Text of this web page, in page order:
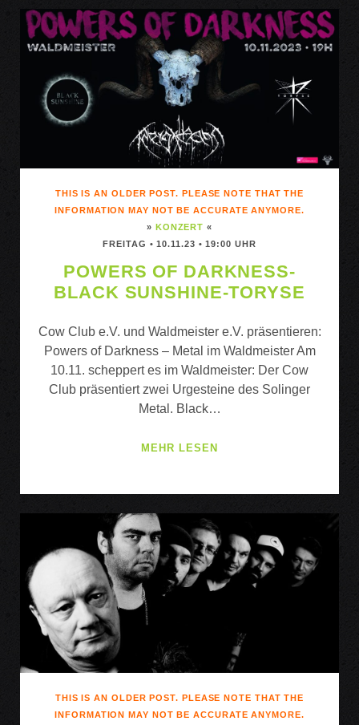
THIS IS AN OLDER POST. PLEASE NOTE THAT THE
INFORMATION MAY NOT BE ACCURATE ANYMORE.
» KONZERT «
FREITAG • 10.11.23 • 19:00 UHR
POWERS OF DARKNESS-
BLACK SUNSHINE-TORYSE
Cow Club e.V. und Waldmeister e.V. präsentieren:
Powers of Darkness – Metal im Waldmeister Am
10.11. scheppert es im Waldmeister: Der Cow
Club präsentiert zwei Urgesteine des Solinger
Metal. Black…
MEHR LESEN
TORYSE
THIS IS AN OLDER POST. PLEASE NOTE THAT THE
INFORMATION MAY NOT BE ACCURATE ANYMORE.